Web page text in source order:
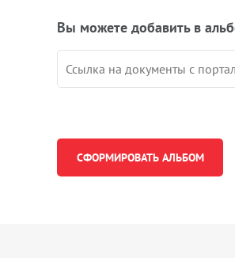
Вы можете добавить в